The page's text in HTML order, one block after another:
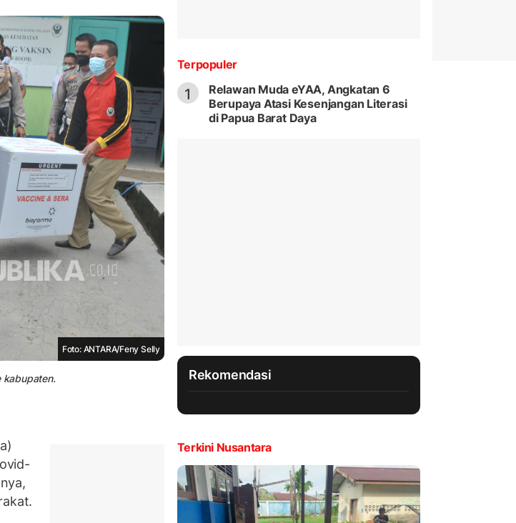
Foto: ANTARA/Feny Selly
kabupaten.
Terpopuler
1
Relawan Muda eYAA, Angkatan 6
Berupaya Atasi Kesenjangan Literasi
di Papua Barat Daya
Rekomendasi
Terkini Nusantara